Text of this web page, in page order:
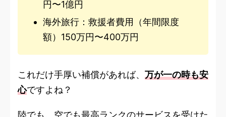
円〜1億円
海外旅行：救援者費用（年間限度
額）150万円〜400万円
これだけ手厚い補償があれば、 万が一の時も安
心ですよね？
陸でも、空でも最高ランクのサービスを受けた